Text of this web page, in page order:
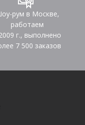
рум в Москве,
работаем
г., выполнено
7 500 заказов